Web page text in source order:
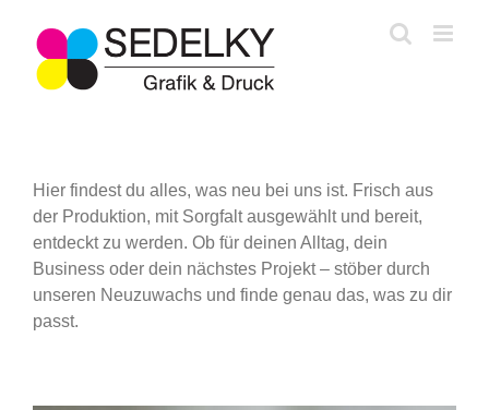
Inhalt
springen
Hier findest du alles, was neu bei uns ist. Frisch aus
der Produktion, mit Sorgfalt ausgewählt und bereit,
entdeckt zu werden. Ob für deinen Alltag, dein
Business oder dein nächstes Projekt – stöber durch
unseren Neuzuwachs und finde genau das, was zu dir
passt.